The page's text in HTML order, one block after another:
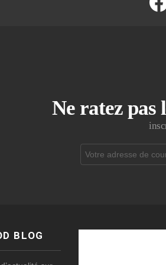
Ne ratez pas
de
courrier
BLOG